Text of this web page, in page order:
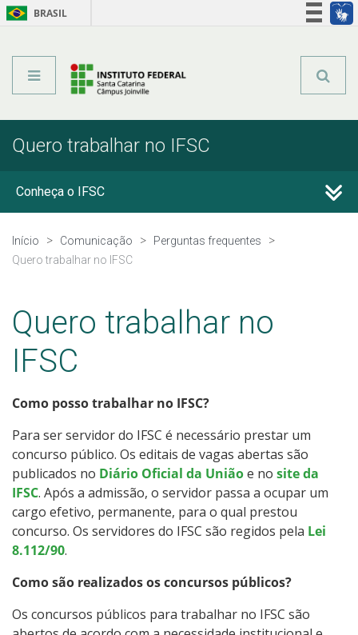
BRASIL
Quero trabalhar no IFSC
Conheça o IFSC
Cursos ofertados pelo IFSC
Sou/fui estudante do IFSC
Assistência estudantil
Certificação do Ensino Médio
Quero trabalhar no IFSC
Quero ser fornecedor do IFSC
Fale com o IFSC
Início Comunicação
Perguntas frequentes
Quero trabalhar no IFSC
Quero trabalhar no
IFSC
Como posso trabalhar no IFSC?
Para ser servidor do IFSC é necessário prestar um
concurso público. Os editais de vagas abertas são
publicados no Diário Oficial da Uniãoe no site da
IFSC. Após a admissão, o servidor passa a ocupar um
cargo efetivo, permanente, para o qual prestou
concurso. Os servidores do IFSC são regidos pela Lei
8.112/90.
Como são realizados os concursos públicos?
Os concursos públicos para trabalhar no IFSC são